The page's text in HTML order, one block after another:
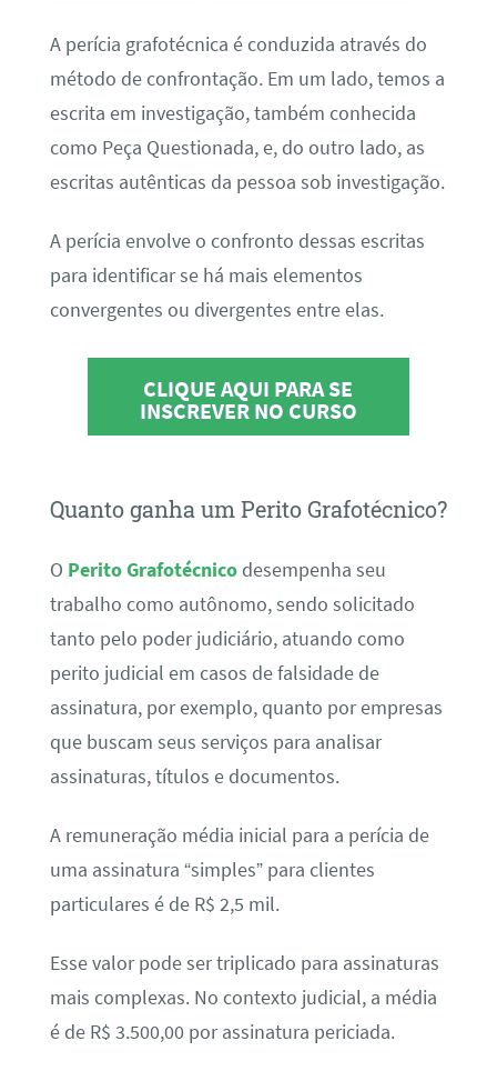
A perícia grafotécnica é conduzida através do
método de confrontação. Em um lado, temos a
escrita em investigação, também conhecida
como Peça Questionada, e, do outro lado, as
escritas autênticas da pessoa sob investigação.
A perícia envolve o confronto dessas escritas
para identificar se há mais elementos
convergentes ou divergentes entre elas.
CLIQUE AQUI PARA SE
INSCREVER NO CURSO
Quanto ganha um Perito Grafotécnico?
O Perito Grafotécnicodesempenha seu
trabalho como autônomo, sendo solicitado
tanto pelo poder judiciário, atuando como
perito judicial em casos de falsidade de
assinatura, por exemplo, quanto por empresas
que buscam seus serviços para analisar
assinaturas, títulos e documentos.
A remuneração média inicial para a perícia de
uma assinatura “simples” para clientes
particulares é de R$ 2,5 mil.
Esse valor pode ser triplicado para assinaturas
mais complexas. No contexto judicial, a média
é de R$ 3.500,00 por assinatura periciada.